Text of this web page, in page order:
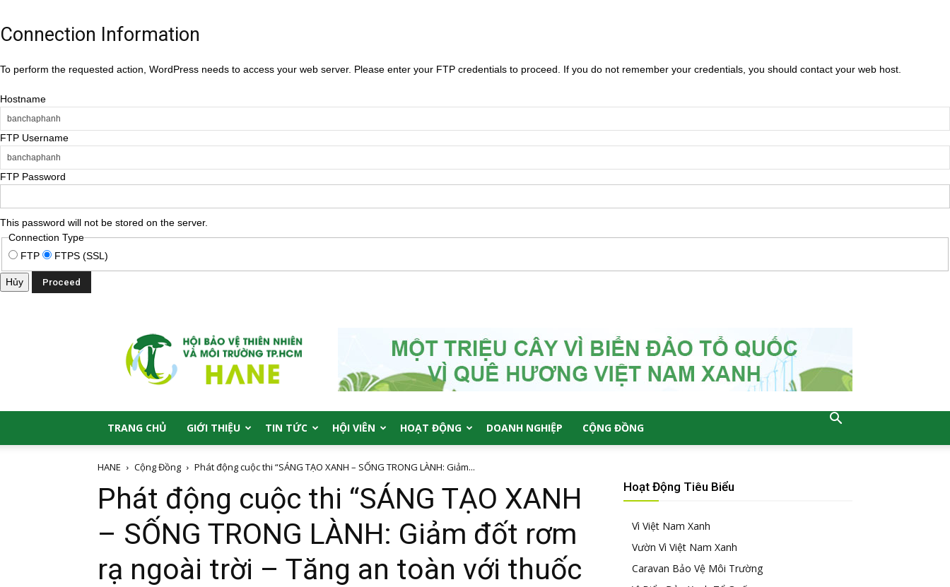
Connection Information
To perform the requested action, WordPress needs to access your web server. Please enter your FTP credentials to proceed. If you do not remember your credentials, you should contact your web host.
Hostname
FTP Username
FTP Password
This password will not be stored on the server.
Connection Type
FTP
FTPS (SSL)
Hủy
HANE
TRANG CHỦ GIỚI THIỆU TIN TỨC HỘI VIÊN HOẠT ĐỘNG DOANH NGHIỆP CỘNG ĐỒNG
HANE Cộng Đồng Phát động cuộc thi “SÁNG TẠO XANH – SỐNG TRONG LÀNH: Giảm...
Phát động cuộc thi “SÁNG TẠO XANH
– SỐNG TRONG LÀNH: Giảm đốt rơm
rạ ngoài trời – Tăng an toàn với thuốc
Hoạt Động Tiêu Biểu
Vì Việt Nam Xanh
Vườn Vì Việt Nam Xanh
Caravan Bảo Vệ Môi Trường